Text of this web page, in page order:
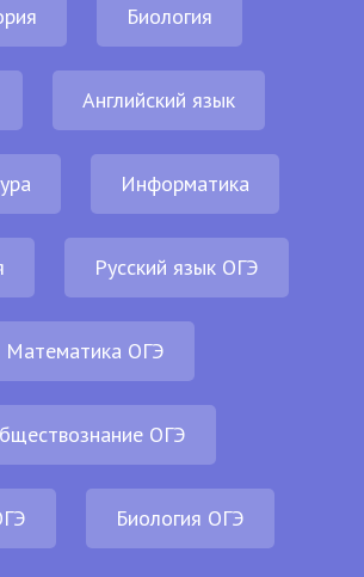
Биология
Английский язык
Информатика
Русский язык ОГЭ
Математика ОГЭ
ОГЭ
Биология ОГЭ